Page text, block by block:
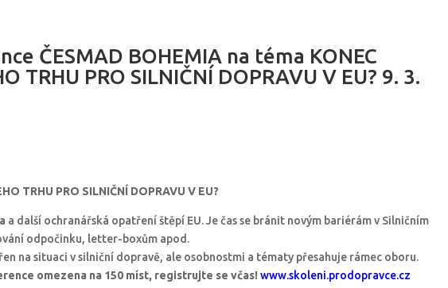
ČESMAD BOHEMIA na téma KONEC
TRHU PRO SILNIČNÍ DOPRAVU V EU? 9. 3.
TRHU PRO SILNIČNÍ DOPRAVU V EU?
a další ochranářská opatření štěpí EU. Je čas se bránit novým bariérám v Silničním
odpočinku, letter-boxům apod.
na situaci v silniční dopravě, ale osobnostmi a tématy přesahuje rámec oboru.
omezena na 150 míst, registrujte se včas! www.skoleni.prodopravce.cz